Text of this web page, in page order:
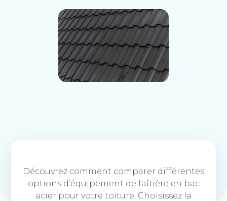
Découvrez comment comparer différentes
options d’équipement de faîtière en bac
acier pour votre toiture. Choisissez la